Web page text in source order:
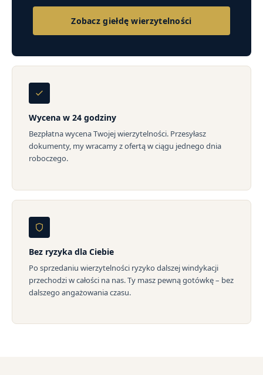
Zobacz giełdę wierzytelności
Wycena w 24 godziny
Bezpłatna wycena Twojej wierzytelności. Przesyłasz
dokumenty, my wracamy z ofertą w ciągu jednego dnia
roboczego.
Bez ryzyka dla Ciebie
Po sprzedaniu wierzytelności ryzyko dalszej windykacji
przechodzi w całości na nas. Ty masz pewną gotówkę – bez
dalszego angażowania czasu.